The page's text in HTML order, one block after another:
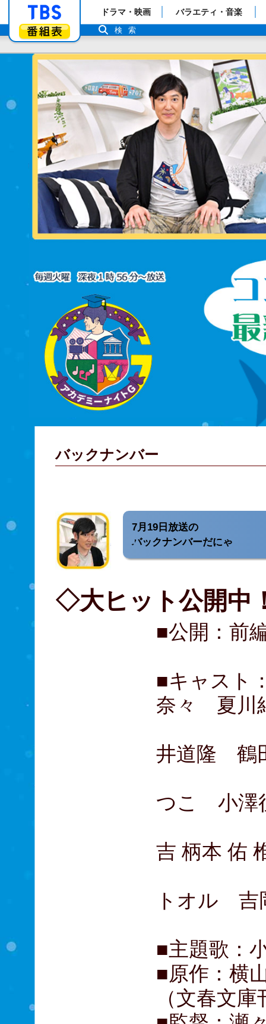
「TBSテレビ」トップページ
番組表
ドラマ・映画 バラエティ・音楽
検索
バックナンバー
7月19日放送の
バックナンバーだにゃ
◇大ヒット公開中
■公開：前
■キャスト
奈々 夏川
井道隆 鶴
つこ 小澤
吉 柄本 佑
トオル
■主題歌：
■原作：横
（文春文庫